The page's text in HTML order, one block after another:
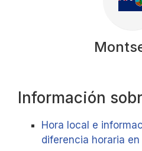
Información
Hora local e
diferencia horaria